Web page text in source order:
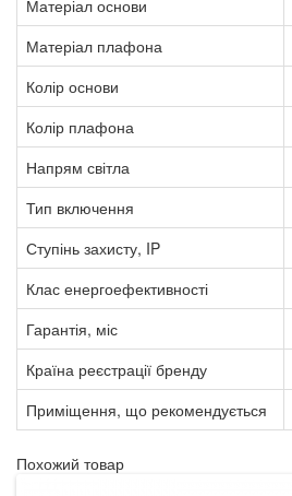
Матеріал основи
Матеріал плафона
Колір основи
Колір плафона
Напрям світла
Тип включення
Ступінь захисту, IP
Клас енергоефективності
Гарантія, міс
Країна реєстрації бренду
Приміщення, що рекомендується
Похожий товар